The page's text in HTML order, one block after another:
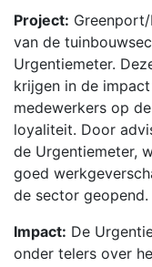
Project:
van de
Urgentiemeter.
krijgen in de
medewerkers op
loyaliteit. Door
de Urgentiemeter,
goed
de sector geopend.
Impact: De
onder telers over